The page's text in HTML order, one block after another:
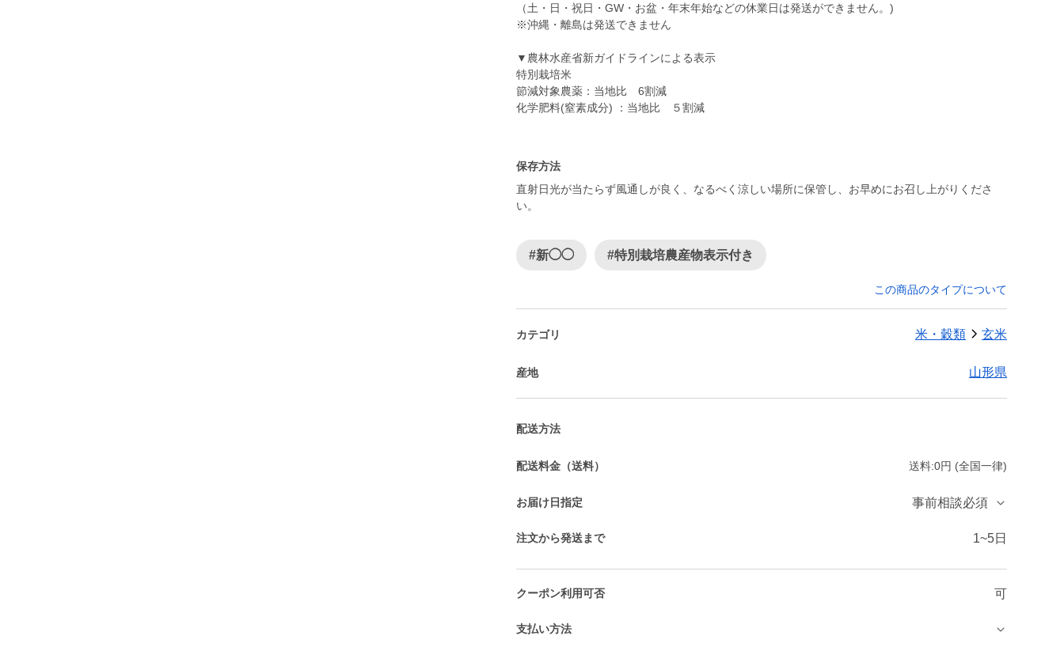
（土・日・祝日・GW・お盆・年末年始などの休業日は発送ができません。)
※沖縄・離島は発送できません
▼農林水産省新ガイドラインによる表示
特別栽培米
節減対象農薬：当地比 6割減
化学肥料(窒素成分) ：当地比 ５割減
保存方法
直射日光が当たらず風通しが良く、なるべく涼しい場所に保管し、お早めにお召し上がりくださ
い。
#新◯◯ #特別栽培農産物表示付き
この商品のタイプについて
カテゴリ 米・穀類 玄米
産地 山形県
配送方法
配送料金（送料） 送料:0円 (全国一律)
お届け日指定 事前相談必須
注文から発送まで 1~5日
クーポン利用可否 可
支払い方法